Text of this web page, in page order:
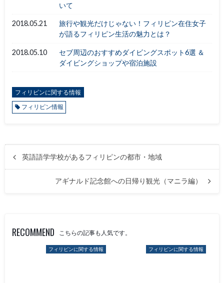
いて
2018.05.21
旅行や観光だけじゃない！フィリピン在住女子
が語るフィリピン生活の魅力とは？
2018.05.10
セブ周辺のおすすめダイビングスポット6選 ＆
ダイビングショップや宿泊施設
フィリピンに関する情報
フィリピン情報
英語語学学校があるフィリピンの都市・地域
アギナルド記念館への日帰り観光（マニラ編）
RECOMMEND こちらの記事も人気です。
フィリピンに関する情報 フィリピンに関する情報